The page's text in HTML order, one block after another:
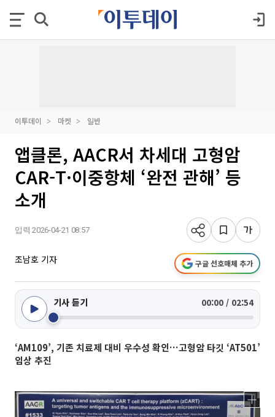
이투데이 마켓 일반
앱클론, AACR서 차세대 고형암
CAR-T·이중항체 ‘완전 관해’ 등
소개
입력 2026-04-21 08:57
조남호 기자 구글 선호매체 추가
기사 듣기 00:00 / 02:54
‘AM109’, 기존 치료제 대비 우수성 확인…고형암 타깃 ‘AT501’
임상 추진